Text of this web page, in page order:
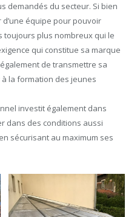
demandés du secteur. Si bien
d’une équipe pour pouvoir
plus nombreux qui le
qui constitue sa marque
de transmettre sa
la formation des jeunes
investit également dans
dans des conditions aussi
sécurisant au maximum ses